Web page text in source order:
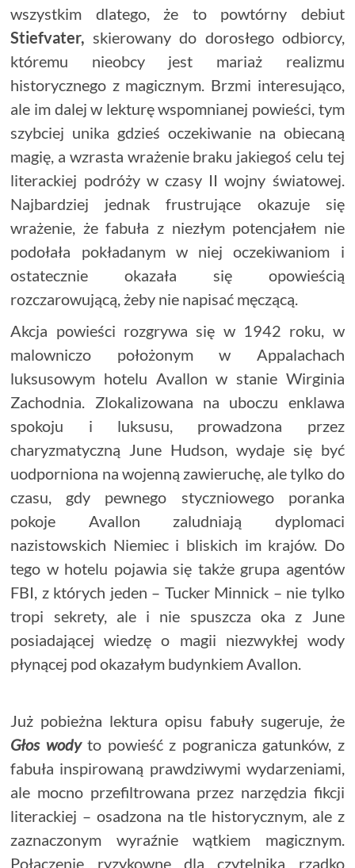
wszystkim dlatego, że to powtórny debiut
Stiefvater, skierowany do dorosłego odbiorcy,
któremu nieobcy jest mariaż realizmu
historycznego z magicznym. Brzmi interesująco,
ale im dalej w lekturę wspomnianej powieści, tym
szybciej unika gdzieś oczekiwanie na obiecaną
magię, a wzrasta wrażenie braku jakiegoś celu tej
literackiej podróży w czasy II wojny światowej.
Najbardziej jednak frustrujące okazuje się
wrażenie, że fabuła z niezłym potencjałem nie
podołała pokładanym w niej oczekiwaniom i
ostatecznie okazała się opowieścią
rozczarowującą, żeby nie napisać męczącą.
Akcja powieści rozgrywa się w 1942 roku, w
malowniczo położonym w Appalachach
luksusowym hotelu Avallon w stanie Wirginia
Zachodnia. Zlokalizowana na uboczu enklawa
spokoju i luksusu, prowadzona przez
charyzmatyczną June Hudson, wydaje się być
uodporniona na wojenną zawieruchę, ale tylko do
czasu, gdy pewnego styczniowego poranka
pokoje Avallon zaludniają dyplomaci
nazistowskich Niemiec i bliskich im krajów. Do
tego w hotelu pojawia się także grupa agentów
FBI, z których jeden – Tucker Minnick – nie tylko
tropi sekrety, ale i nie spuszcza oka z June
posiadającej wiedzę o magii niezwykłej wody
płynącej pod okazałym budynkiem Avallon.
Już pobieżna lektura opisu fabuły sugeruje, że
Głos wodyto powieść z pogranicza gatunków, z
fabuła inspirowaną prawdziwymi wydarzeniami,
ale mocno przefiltrowana przez narzędzia fikcji
literackiej – osadzona na tle historycznym, ale z
zaznaczonym wyraźnie wątkiem magicznym.
Połączenie ryzykowne dla czytelnika rzadko